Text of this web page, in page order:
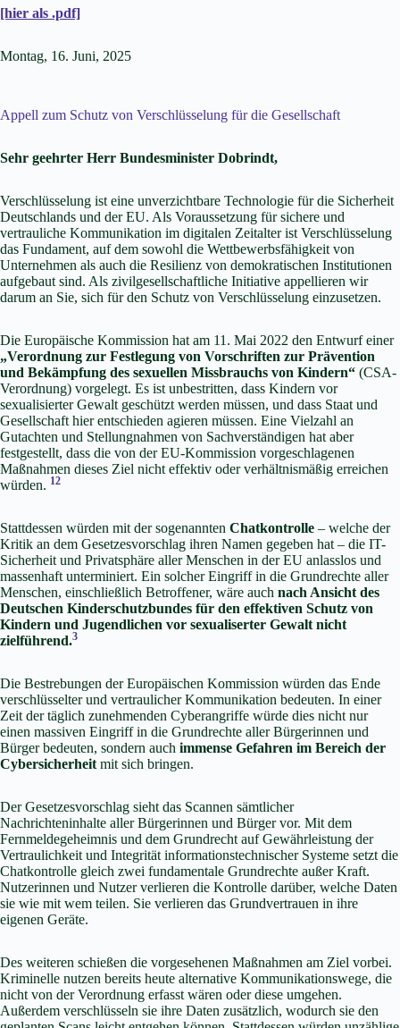
[hier als .pdf]
Montag, 16. Juni, 2025
Appell zum Schutz von Verschlüsselung für die Gesellschaft
Sehr geehrter Herr Bundesminister Dobrindt,
Verschlüsselung ist eine unverzichtbare Technologie für die Sicherheit
Deutschlands und der EU. Als Voraussetzung für sichere und
vertrauliche Kommunikation im digitalen Zeitalter ist Verschlüsselung
das Fundament, auf dem sowohl die Wettbewerbsfähigkeit von
Unternehmen als auch die Resilienz von demokratischen Institutionen
aufgebaut sind. Als zivilgesellschaftliche Initiative appellieren wir
darum an Sie, sich für den Schutz von Verschlüsselung einzusetzen.
Die Europäische Kommission hat am 11. Mai 2022 den Entwurf einer
„Verordnung zur Festlegung von Vorschriften zur Prävention
und Bekämpfung des sexuellen Missbrauchs von Kindern“ (CSA-
Verordnung) vorgelegt. Es ist unbestritten, dass Kindern vor
sexualisierter Gewalt geschützt werden müssen, und dass Staat und
Gesellschaft hier entschieden agieren müssen. Eine Vielzahl an
Gutachten und Stellungnahmen von Sachverständigen hat aber
festgestellt, dass die von der EU-Kommission vorgeschlagenen
Maßnahmen dieses Ziel nicht effektiv oder verhältnismäßig erreichen
würden. 12
Stattdessen würden mit der sogenannten Chatkontrolle – welche der
Kritik an dem Gesetzesvorschlag ihren Namen gegeben hat – die IT-
Sicherheit und Privatsphäre aller Menschen in der EU anlasslos und
massenhaft unterminiert. Ein solcher Eingriff in die Grundrechte aller
Menschen, einschließlich Betroffener, wäre auch nach Ansicht des
Deutschen Kinderschutzbundes für den effektiven Schutz von
Kindern und Jugendlichen vor sexualiserter Gewalt nicht
zielführend.3
Die Bestrebungen der Europäischen Kommission würden das Ende
verschlüsselter und vertraulicher Kommunikation bedeuten. In einer
Zeit der täglich zunehmenden Cyberangriffe würde dies nicht nur
einen massiven Eingriff in die Grundrechte aller Bürgerinnen und
Bürger bedeuten, sondern auch immense Gefahren im Bereich der
Cybersicherheit mit sich bringen.
Der Gesetzesvorschlag sieht das Scannen sämtlicher
Nachrichteninhalte aller Bürgerinnen und Bürger vor. Mit dem
Fernmeldegeheimnis und dem Grundrecht auf Gewährleistung der
Vertraulichkeit und Integrität informationstechnischer Systeme setzt die
Chatkontrolle gleich zwei fundamentale Grundrechte außer Kraft.
Nutzerinnen und Nutzer verlieren die Kontrolle darüber, welche Daten
sie wie mit wem teilen. Sie verlieren das Grundvertrauen in ihre
eigenen Geräte.
Des weiteren schießen die vorgesehenen Maßnahmen am Ziel vorbei.
Kriminelle nutzen bereits heute alternative Kommunikationswege, die
nicht von der Verordnung erfasst wären oder diese umgehen.
Außerdem verschlüsseln sie ihre Daten zusätzlich, wodurch sie den